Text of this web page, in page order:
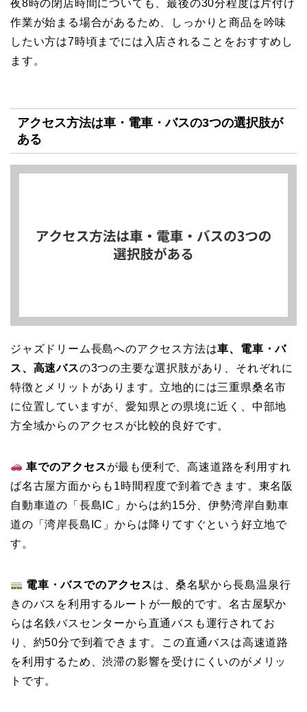
夜8時の閉店時間についても、最後の30分程度は片付け
作業が始まる場合があるため、しっかりと商品を吟味
したい方は7時頃までには入店されることをおすすめし
ます。
アクセス方法は車・電車・バスの3つの選択肢が
ある
ジャズドリーム長島へのアクセス方法は車、電車・バ
ス、高速バスの3つの主要な選択肢があり、それぞれに
特徴とメリットがあります。立地的には三重県桑名市
に位置していますが、愛知県との県境に近く、中部地
方全域からのアクセスが比較的良好です。
車でのアクセスが最も便利で、高速道路を利用すれ
ば名古屋方面からも1時間程度で到着できます。東名阪
自動車道の「長島IC」からは約15分、伊勢湾岸自動車
道の「湾岸長島IC」からは降りてすぐという好立地で
す。
電車・バスでのアクセスは、桑名駅から長島温泉行
きのバスを利用するルートが一般的です。名古屋駅か
らは名鉄バスセンターから直通バスも運行されてお
り、約50分で到着できます。この直通バスは高速道路
を利用するため、渋滞の影響を受けにくいのがメリッ
トです。